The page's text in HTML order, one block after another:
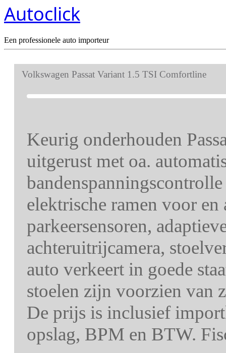
Autoclick
Een professionele auto importeur
Volkswagen Passat Variant 1.5 TSI Comfortline
Keurig onderhouden
uitgerust met oa.
elektrische ramen voor
parkeersensoren,
achteruitrijcamera,
auto verkeert in goede
stoelen zijn voorzien van
De prijs is inclusief
opslag, BPM en BTW.